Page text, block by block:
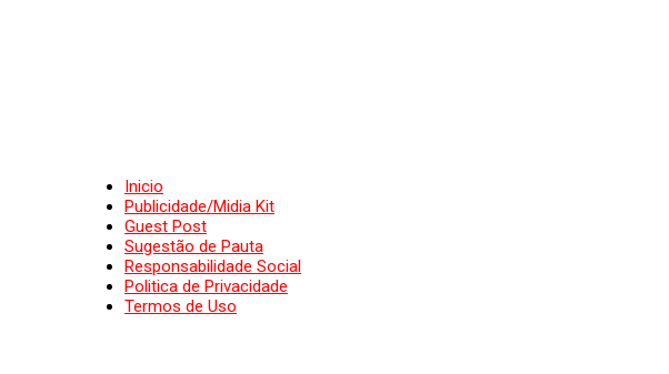
Inicio
Publicidade/Midia Kit
Guest Post
Sugestão de Pauta
Responsabilidade Social
Politica de Privacidade
Termos de Uso